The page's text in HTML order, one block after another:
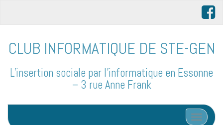
CLUB INFORMATIQUE DE STE-GEN
L'insertion sociale par l'informatique en Essonne
– 3 rue Anne Frank
Afficher/